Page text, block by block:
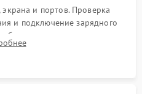
и портов. Проверка
и подключение зарядного
тока с помощью
для локализации проблемы.